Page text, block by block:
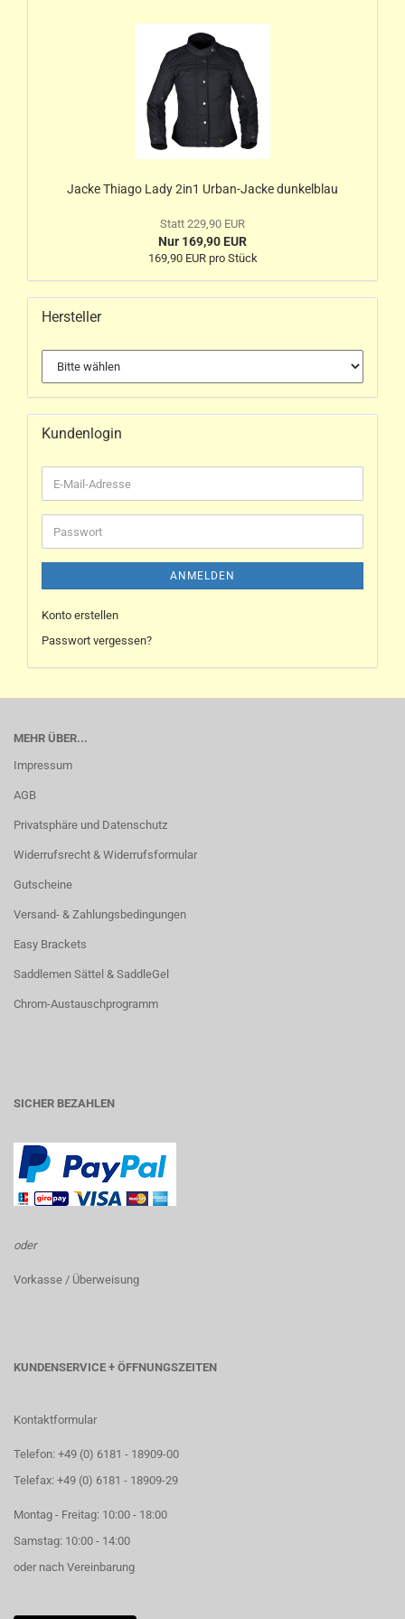
Jacke Thiago Lady 2in1 Urban-Jacke dunkelblau
Statt 229,90 EUR
Nur 169,90 EUR
169,90 EUR pro Stück
Hersteller
Kundenlogin
ANMELDEN
Konto erstellen
Passwort vergessen?
MEHR ÜBER...
Impressum
AGB
Privatsphäre und Datenschutz
Widerrufsrecht & Widerrufsformular
Gutscheine
Versand- & Zahlungsbedingungen
Easy Brackets
Saddlemen Sättel & SaddleGel
Chrom-Austauschprogramm
SICHER BEZAHLEN
oder
Vorkasse / Überweisung
KUNDENSERVICE + ÖFFNUNGSZEITEN
Kontaktformular
Telefon: +49 (0) 6181 - 18909-00
Telefax: +49 (0) 6181 - 18909-29
Montag - Freitag: 10:00 - 18:00
Samstag: 10:00 - 14:00
oder nach Vereinbarung